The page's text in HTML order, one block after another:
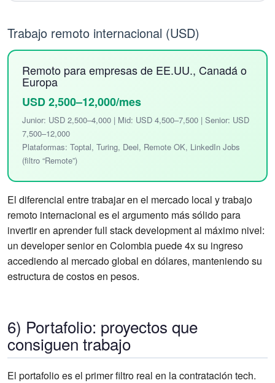
Trabajo remoto internacional (USD)
Remoto para empresas de EE.UU., Canadá o
Europa
USD 2,500–12,000/mes
Junior: USD 2,500–4,000 | Mid: USD 4,500–7,500 | Senior: USD
7,500–12,000
Plataformas: Toptal, Turing, Deel, Remote OK, LinkedIn Jobs
(filtro “Remote”)
El diferencial entre trabajar en el mercado local y trabajo
remoto internacional es el argumento más sólido para
invertir en aprender full stack development al máximo nivel:
un developer senior en Colombia puede 4x su ingreso
accediendo al mercado global en dólares, manteniendo su
estructura de costos en pesos.
6) Portafolio: proyectos que
consiguen trabajo
El portafolio es el primer filtro real en la contratación tech.